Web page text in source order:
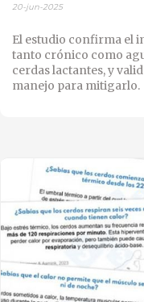
20-jun-2025
El estudio confirma el
tanto crónico como
cerdas lactantes, y
manejo para mitigarlo.